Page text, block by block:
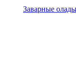
Заварные